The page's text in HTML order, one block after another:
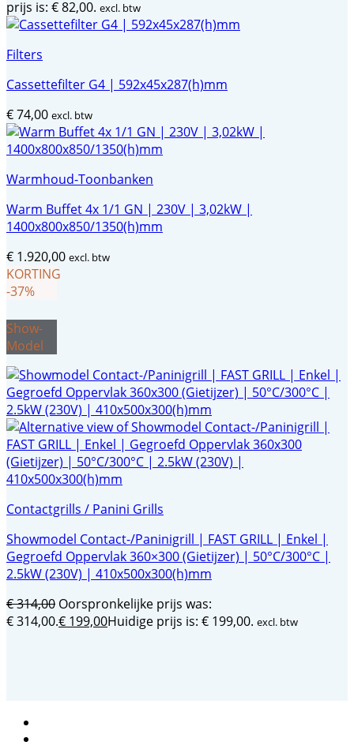
prijs is: € 82,00. excl. btw
Filters
Cassettefilter G4 | 592x45x287(h)mm
€74,00 excl. btw
Warmhoud-Toonbanken
Warm Buffet 4x 1/1 GN | 230V | 3,02kW |
1400x800x850/1350(h)mm
€ 1.920,00 excl. btw
KORTING
-37%
Show-
Model
Contactgrills / Panini Grills
Showmodel Contact-/Paninigrill | FAST GRILL | Enkel |
Gegroefd Oppervlak 360×300 (Gietijzer) | 50°C/300°C |
2.5kW (230V) | 410x500x300(h)mm
€314,00 Oorspronkelijke prijs was:
€ 314,00.€ 199,00Huidige prijs is: € 199,00. excl. btw